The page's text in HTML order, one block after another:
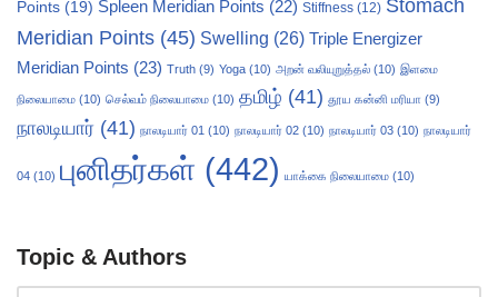
Points (19) Spleen Meridian Points (22) Stiffness (12) Stomach
Meridian Points (45) Swelling (26) Triple Energizer
Meridian Points (23) Truth (9) Yoga (10) அறன் வலியுறுத்தல் (10) இளமை
நிலையாமை (10) செல்வம் நிலையாமை (10) தமிழ் (41) தூய கன்னி மரியா (9)
நாலடியார் (41) நாலடியார் 01 (10) நாலடியார் 02 (10) நாலடியார் 03 (10) நாலடியார்
04 (10) புனிதர்கள் (442) யாக்கை நிலையாமை (10)
Topic & Authors